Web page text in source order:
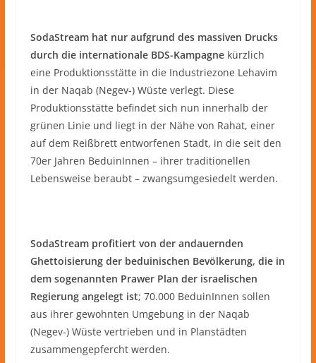
SodaStream hat nur aufgrund des massiven Drucks
durch die internationale BDS-Kampagnekürzlich
eine Produktionsstätte in die Industriezone Lehavim
in der Naqab (Negev-) Wüste verlegt. Diese
Produktionsstätte befindet sich nun innerhalb der
grünen Linie und liegt in der Nähe von Rahat, einer
auf dem Reißbrett entworfenen Stadt, in die seit den
70er Jahren BeduinInnen – ihrer traditionellen
Lebensweise beraubt – zwangsumgesiedelt werden.
SodaStream profitiert von der andauernden
Ghettoisierung der beduinischen Bevölkerung, die in
dem sogenannten Prawer Plan der israelischen
Regierung angelegt ist; 70.000 BeduinInnen sollen
aus ihrer gewohnten Umgebung in der Naqab
(Negev-) Wüste vertrieben und in Planstädten
zusammengepfercht werden.